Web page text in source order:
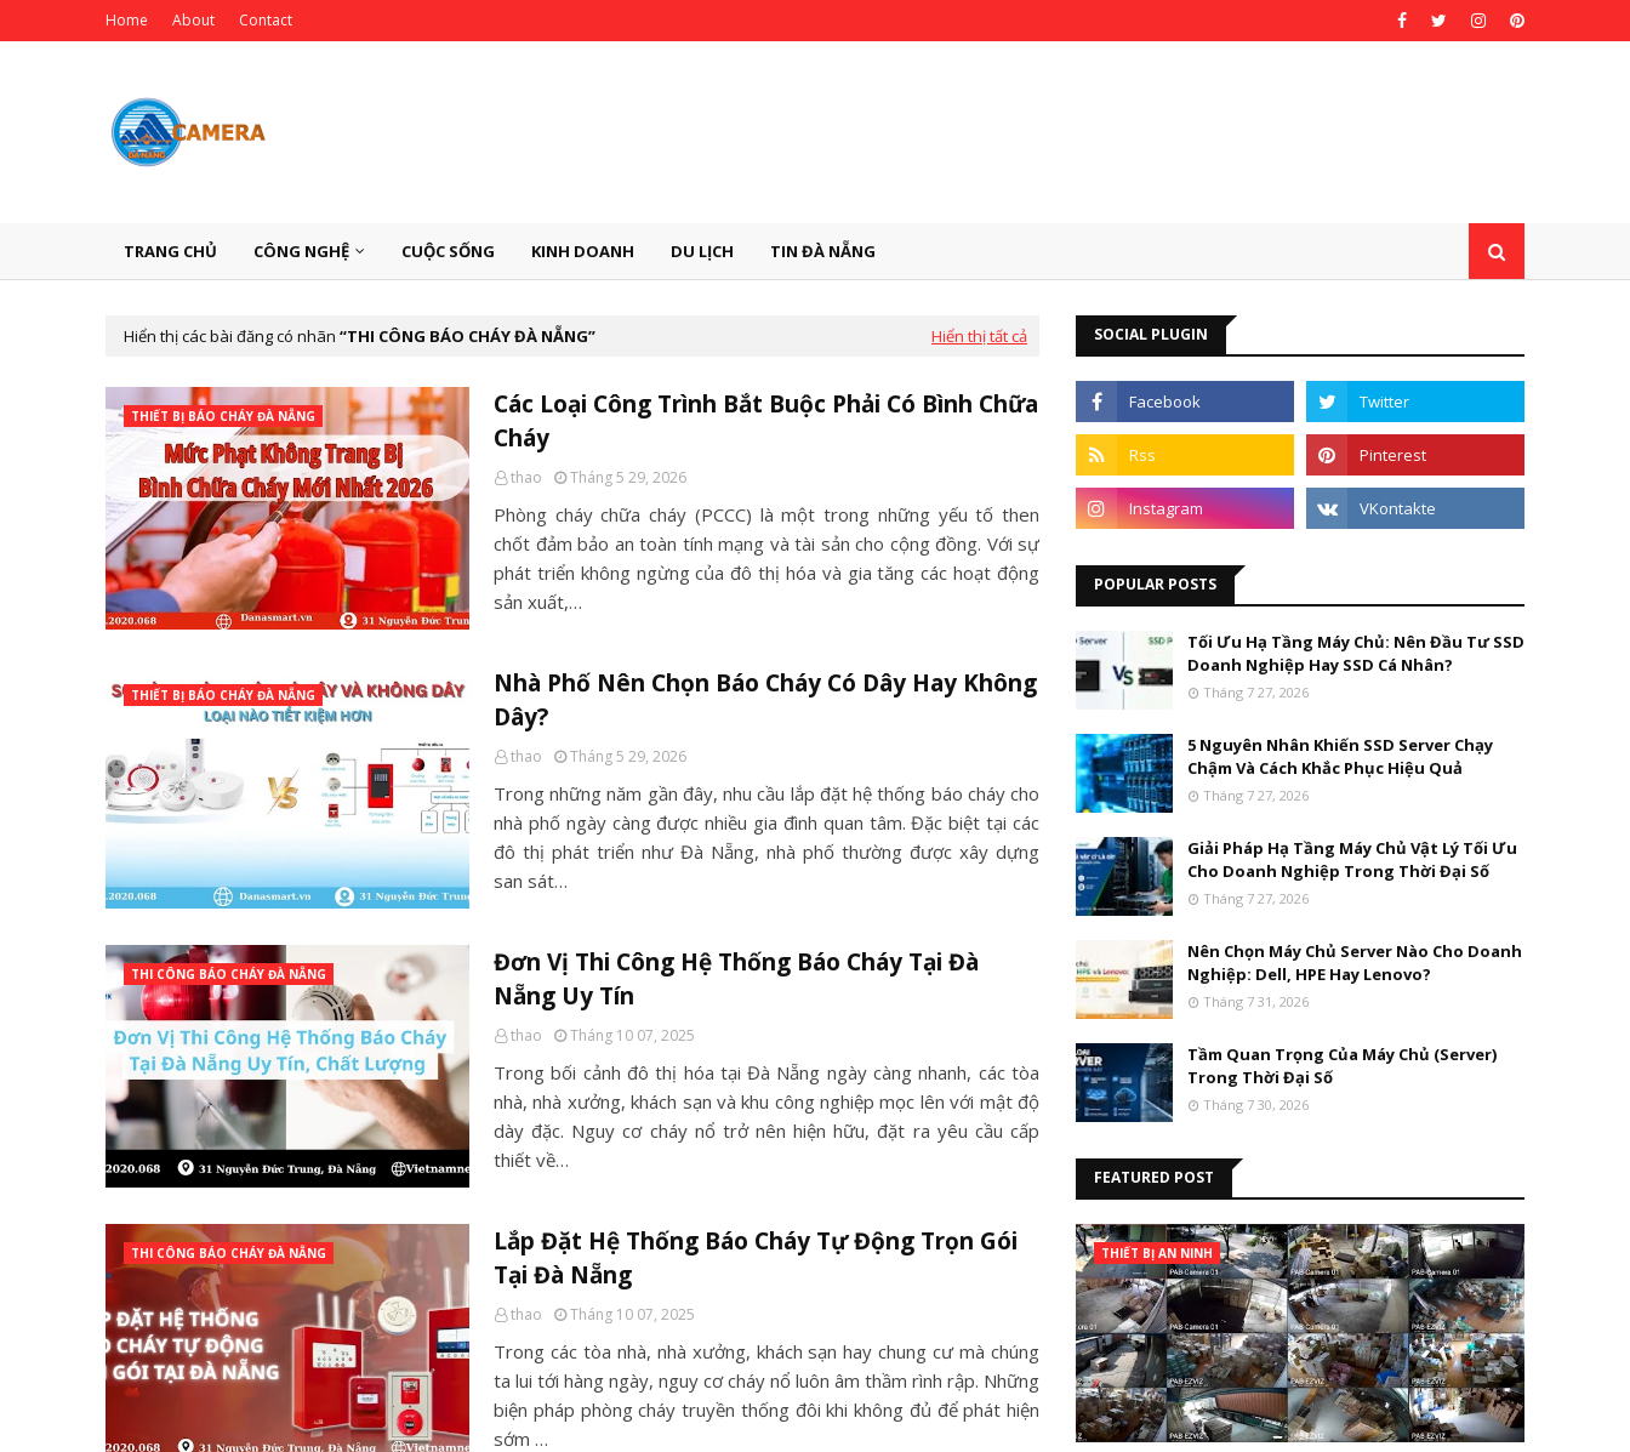
Home About Contact
TRANG CHỦ CÔNG NGHỆ CUỘC SỐNG KINH DOANH DU LỊCH TIN ĐÀ NẴNG
Hiển thị các bài đăng có nhãn THI CÔNG BÁO CHÁY ĐÀ NẴNG Hiển thị tất cả
THIẾT BỊ BÁO CHÁY ĐÀ NẴNG
Các Loại Công Trình Bắt Buộc Phải Có Bình Chữa
Cháy
thao Tháng 5 29, 2026
Phòng cháy chữa cháy (PCCC) là một trong những yếu tố then
chốt đảm bảo an toàn tính mạng và tài sản cho cộng đồng. Với sự
phát triển không ngừng của đô thị hóa và gia tăng các hoạt động
sản xuất,…
THIẾT BỊ BÁO CHÁY ĐÀ NẴNG
Nhà Phố Nên Chọn Báo Cháy Có Dây Hay Không
Dây?
thao Tháng 5 29, 2026
Trong những năm gần đây, nhu cầu lắp đặt hệ thống báo cháy cho
nhà phố ngày càng được nhiều gia đình quan tâm. Đặc biệt tại các
đô thị phát triển như Đà Nẵng, nhà phố thường được xây dựng
san sát…
THI CÔNG BÁO CHÁY ĐÀ NẴNG
Đơn Vị Thi Công Hệ Thống Báo Cháy Tại Đà
Nẵng Uy Tín
thao Tháng 10 07, 2025
Trong bối cảnh đô thị hóa tại Đà Nẵng ngày càng nhanh, các tòa
nhà, nhà xưởng, khách sạn và khu công nghiệp mọc lên với mật độ
dày đặc. Nguy cơ cháy nổ trở nên hiện hữu, đặt ra yêu cầu cấp
thiết về…
THI CÔNG BÁO CHÁY ĐÀ NẴNG
Lắp Đặt Hệ Thống Báo Cháy Tự Động Trọn Gói
Tại Đà Nẵng
thao Tháng 10 07, 2025
Trong các tòa nhà, nhà xưởng, khách sạn hay chung cư mà chúng
ta lui tới hàng ngày, nguy cơ cháy nổ luôn âm thầm rình rập. Những
biện pháp phòng cháy truyền thống đôi khi không đủ để phát hiện
sớm …
SOCIAL PLUGIN
POPULAR POSTS
Tối Ưu Hạ Tầng Máy Chủ: Nên Đầu Tư SSD
Doanh Nghiệp Hay SSD Cá Nhân?
Tháng 7 27, 2026
5 Nguyên Nhân Khiến SSD Server Chạy
Chậm Và Cách Khắc Phục Hiệu Quả
Tháng 7 27, 2026
Giải Pháp Hạ Tầng Máy Chủ Vật Lý Tối Ưu
Cho Doanh Nghiệp Trong Thời Đại Số
Tháng 7 27, 2026
Nên Chọn Máy Chủ Server Nào Cho Doanh
Nghiệp: Dell, HPE Hay Lenovo?
Tháng 7 31, 2026
Tầm Quan Trọng Của Máy Chủ (Server)
Trong Thời Đại Số
Tháng 7 30, 2026
FEATURED POST
THIẾT BỊ AN NINH